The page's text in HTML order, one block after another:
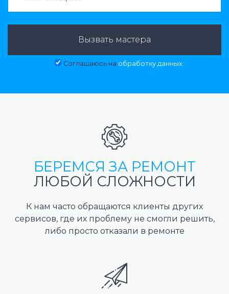
Вызвать мастера
Соглашаюсь на обработку данных
БЕРЕМСЯ ЗА РЕМОНТ
ЛЮБОЙ СЛОЖНОСТИ
К нам часто обращаются клиенты других
сервисов, где их проблему не смогли решить,
либо просто отказали в ремонте